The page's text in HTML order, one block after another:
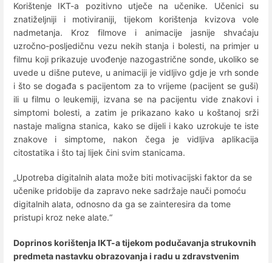
Korištenje IKT-a pozitivno utječe na učenike. Učenici su
znatiželjniji i motiviraniji, tijekom korištenja kvizova vole
nadmetanja. Kroz filmove i animacije jasnije shvaćaju
uzročno-posljedičnu vezu nekih stanja i bolesti, na primjer u
filmu koji prikazuje uvođenje nazogastrične sonde, ukoliko se
uvede u dišne puteve, u animaciji je vidljivo gdje je vrh sonde
i što se događa s pacijentom za to vrijeme (pacijent se guši)
ili u filmu o leukemiji, izvana se na pacijentu vide znakovi i
simptomi bolesti, a zatim je prikazano kako u koštanoj srži
nastaje maligna stanica, kako se dijeli i kako uzrokuje te iste
znakove i simptome, nakon čega je vidljiva aplikacija
citostatika i što taj lijek čini svim stanicama.
„Upotreba digitalnih alata može biti motivacijski faktor da se
učenike pridobije da zapravo neke sadržaje nauči pomoću
digitalnih alata, odnosno da ga se zainteresira da tome
pristupi kroz neke alate.“
Doprinos korištenja IKT-a tijekom podučavanja strukovnih
predmeta nastavku obrazovanja i radu u zdravstvenim